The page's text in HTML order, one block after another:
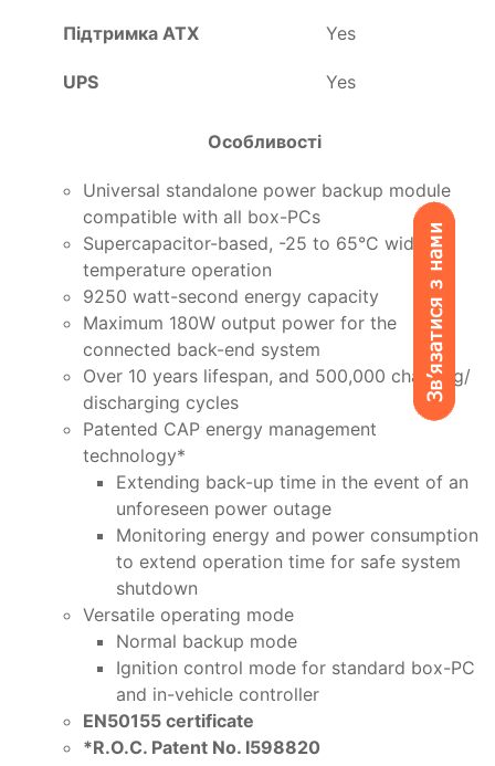
Підтримка ATX Yes
UPS Yes
Особливості
Universal standalone power backup module
compatible with all box-PCs
Supercapacitor-based, -25 to 65°C wide
temperature operation
9250 watt-second energy capacity
Maximum 180W output power for the
connected back-end system
Over 10 years lifespan, and 500,000 charging/
discharging cycles
Patented CAP energy management
technology*
Extending back-up time in the event of an
unforeseen power outage
Monitoring energy and power consumption
to extend operation time for safe system
shutdown
Versatile operating mode
Normal backup mode
Ignition control mode for standard box-PC
and in-vehicle controller
EN50155 certificate
*R.O.C. Patent No. I598820